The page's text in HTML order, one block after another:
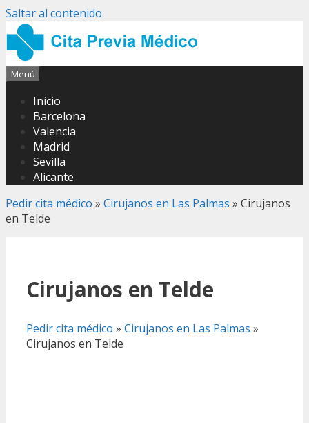
Saltar al contenido
Menú
Inicio
Barcelona
Valencia
Madrid
Sevilla
Alicante
Pedir cita médico » Cirujanos en Las Palmas » Cirujanos
en Telde
Cirujanos en Telde
Pedir cita médico » Cirujanos en Las Palmas »
Cirujanos en Telde